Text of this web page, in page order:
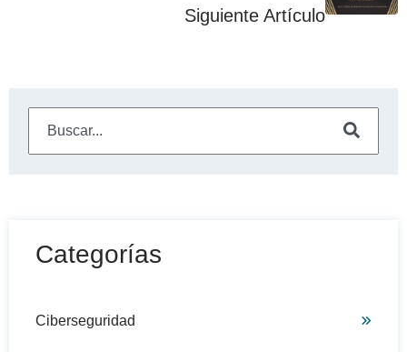
Siguiente Artículo
Categorías
Ciberseguridad